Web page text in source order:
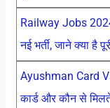
Railway Jobs
नई भर्ती, जाने क्या है
Ayushman Card
कार्ड और कौन से मिलते